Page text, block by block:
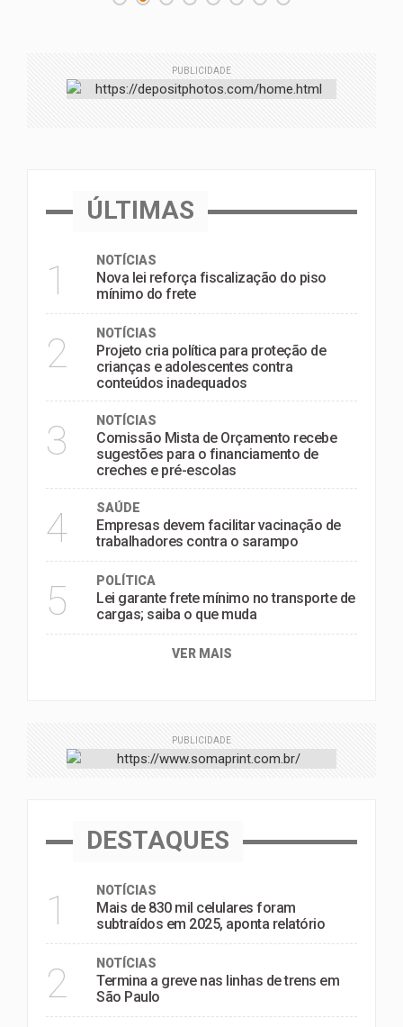
PUBLICIDADE
ÚLTIMAS
1 NOTÍCIAS
Nova lei reforça fiscalização do piso
mínimo do frete
2 NOTÍCIAS
Projeto cria política para proteção de
crianças e adolescentes contra
conteúdos inadequados
3 NOTÍCIAS
Comissão Mista de Orçamento recebe
sugestões para o financiamento de
creches e pré-escolas
4 SAÚDE
Empresas devem facilitar vacinação de
trabalhadores contra o sarampo
5 POLÍTICA
Lei garante frete mínimo no transporte de
cargas; saiba o que muda
VER MAIS
PUBLICIDADE
DESTAQUES
1 NOTÍCIAS
Mais de 830 mil celulares foram
subtraídos em 2025, aponta relatório
2 NOTÍCIAS
Termina a greve nas linhas de trens em
São Paulo